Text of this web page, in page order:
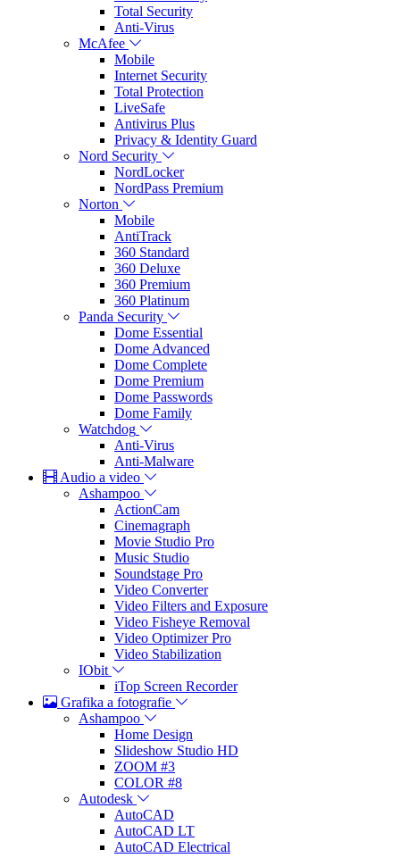
Total Security
Anti-Virus
McAfee
Mobile
Internet Security
Total Protection
LiveSafe
Antivirus Plus
Privacy & Identity Guard
Nord Security
NordLocker
NordPass Premium
Norton
Mobile
AntiTrack
360 Standard
360 Deluxe
360 Premium
360 Platinum
Panda Security
Dome Essential
Dome Advanced
Dome Complete
Dome Premium
Dome Passwords
Dome Family
Watchdog
Anti-Virus
Anti-Malware
Audio a video
Ashampoo
ActionCam
Cinemagraph
Movie Studio Pro
Music Studio
Soundstage Pro
Video Converter
Video Filters and Exposure
Video Fisheye Removal
Video Optimizer Pro
Video Stabilization
IObit
iTop Screen Recorder
Grafika a fotografie
Ashampoo
Home Design
Slideshow Studio HD
ZOOM #3
COLOR #8
Autodesk
AutoCAD
AutoCAD LT
AutoCAD Electrical